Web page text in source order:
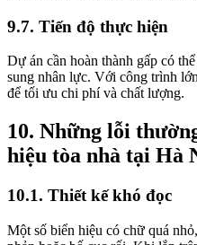
9.7. Tiến độ thực hiện
Dự án cần hoàn thành gấp có
sung nhân lực. Với công trình
để tối ưu chi phí và chất lượng.
10. Những lỗi
hiệu tòa nhà tại Hà
10.1. Thiết kế khó đọc
Một số biển hiệu có chữ quá